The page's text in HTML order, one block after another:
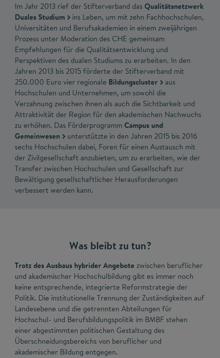
Im Jahr 2013 rief der Stifterverband dasQualitätsnetzwerk
Duales Studium
ins Leben, um mit zehn Fachhochschulen,
Universitäten und Berufsakademien in einem zweijährigen
Prozess unter Moderation des CHE gemeinsam
Empfehlungen für die Qualitätsentwicklung und
Perspektiven des dualen Studiums zu erarbeiten. In den
Jahren 2013 bis 2015 förderte der Stifterverband mit
250.000 Euro vier regionale Bildungscluster
aus
Hochschulen und Unternehmen, um sowohl die
Verzahnung zwischen ihnen als auch die Sichtbarkeit und
Attraktivität der Region für den akademischen Nachwuchs
zu erhöhen. Das FörderprogrammCampus und
Gemeinwesen
unterstützte in den Jahren 2015 bis 2016
sechs Hochschulen dabei, Foren für einen Austausch mit
der Zivilgesellschaft anzubieten, um zu erarbeiten, wie der
Transfer zwischen Hochschulen und Gesellschaft zur
Bewältigung gesellschaftlicher Herausforderungen
verbessert werden kann.
Was bleibt zu tun?
Trotz des Ausbaus hybrider Angebote zwischen beruflicher
und akademischer Hochschulbildung gibt es immer noch
keine entsprechende, integrierte Reformstrategie der
Politik. Die institutionelle Trennung der Zuständigkeiten auf
Landesebene und die getrennten Abteilungen für
Hochschul- und Berufsbildungspolitik im BMBF stehen
einer abgestimmten politischen Gestaltung des
Überschneidungsbereichs von beruflicher und
akademischer Bildung entgegen.